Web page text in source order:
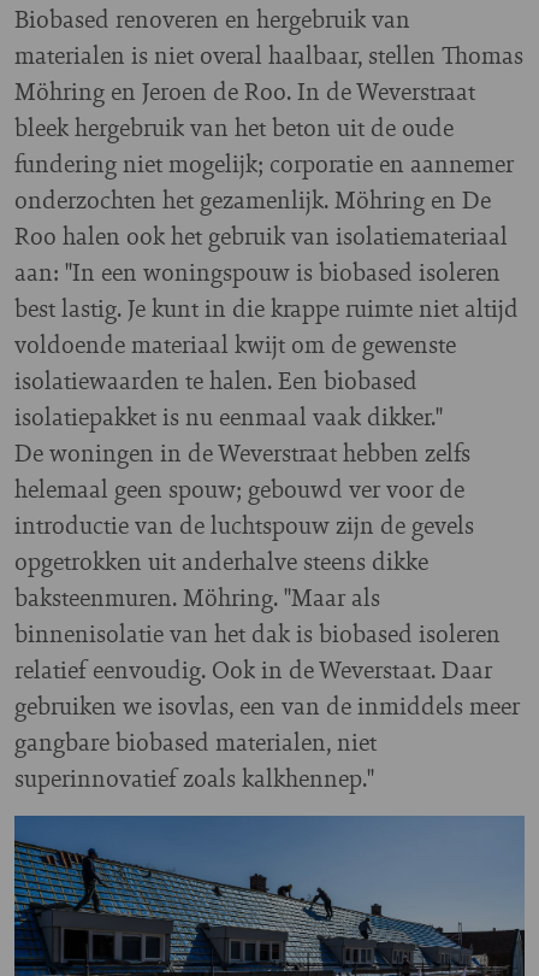
Biobased renoveren en hergebruik van
materialen is niet overal haalbaar, stellen Thomas
Möhring en Jeroen de Roo. In de Weverstraat
bleek hergebruik van het beton uit de oude
fundering niet mogelijk; corporatie en aannemer
onderzochten het gezamenlijk. Möhring en De
Roo halen ook het gebruik van isolatiemateriaal
aan: "In een woningspouw is biobased isoleren
best lastig. Je kunt in die krappe ruimte niet altijd
voldoende materiaal kwijt om de gewenste
isolatiewaarden te halen. Een biobased
isolatiepakket is nu eenmaal vaak dikker."
De woningen in de Weverstraat hebben zelfs
helemaal geen spouw; gebouwd ver voor de
introductie van de luchtspouw zijn de gevels
opgetrokken uit anderhalve steens dikke
baksteenmuren. Möhring. "Maar als
binnenisolatie van het dak is biobased isoleren
relatief eenvoudig. Ook in de Weverstaat. Daar
gebruiken we isovlas, een van de inmiddels meer
gangbare biobased materialen, niet
superinnovatief zoals kalkhennep."
Image